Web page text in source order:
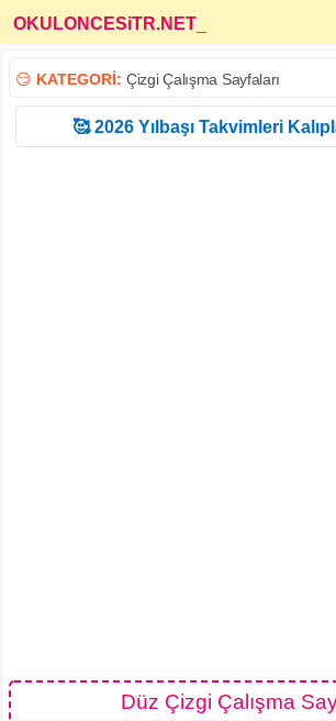
OKULONCESiTR.NET
😏 KATEGORİ: Çizgi Çalışma Sayfaları
🥰 2026 Yılbaşı Takvimleri
Düz Çizgi Çalışma